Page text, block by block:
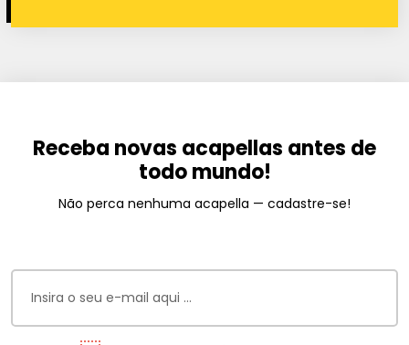
Receba novas acapellas antes de
todo mundo!
Não perca nenhuma acapella — cadastre-se!